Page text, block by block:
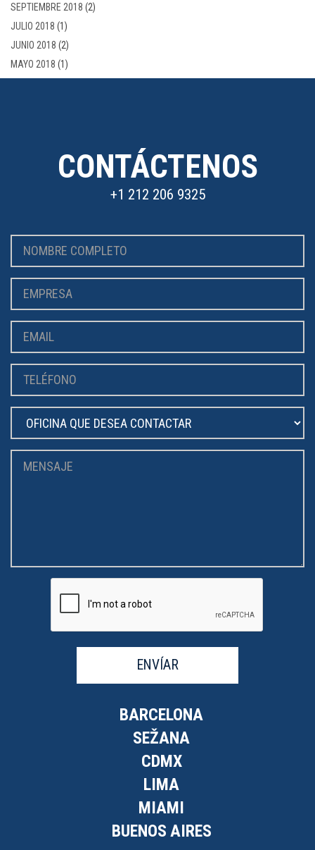
SEPTIEMBRE 2018 (2)
JULIO 2018 (1)
JUNIO 2018 (2)
MAYO 2018 (1)
CONTÁCTENOS
+1 212 206 9325
ENVÍAR
BARCELONA
SEŽANA
CDMX
LIMA
MIAMI
BUENOS AIRES